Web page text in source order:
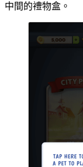
中間的禮物盒。